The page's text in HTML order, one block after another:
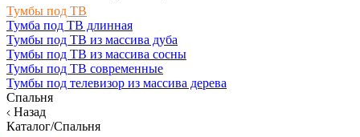
Тумбы под ТВ
Тумба под ТВ длинная
Тумбы под ТВ из массива дуба
Тумбы под ТВ из массива сосны
Тумбы под ТВ современные
Тумбы под телевизор из массива дерева
Спальня
Назад
Каталог/Спальня